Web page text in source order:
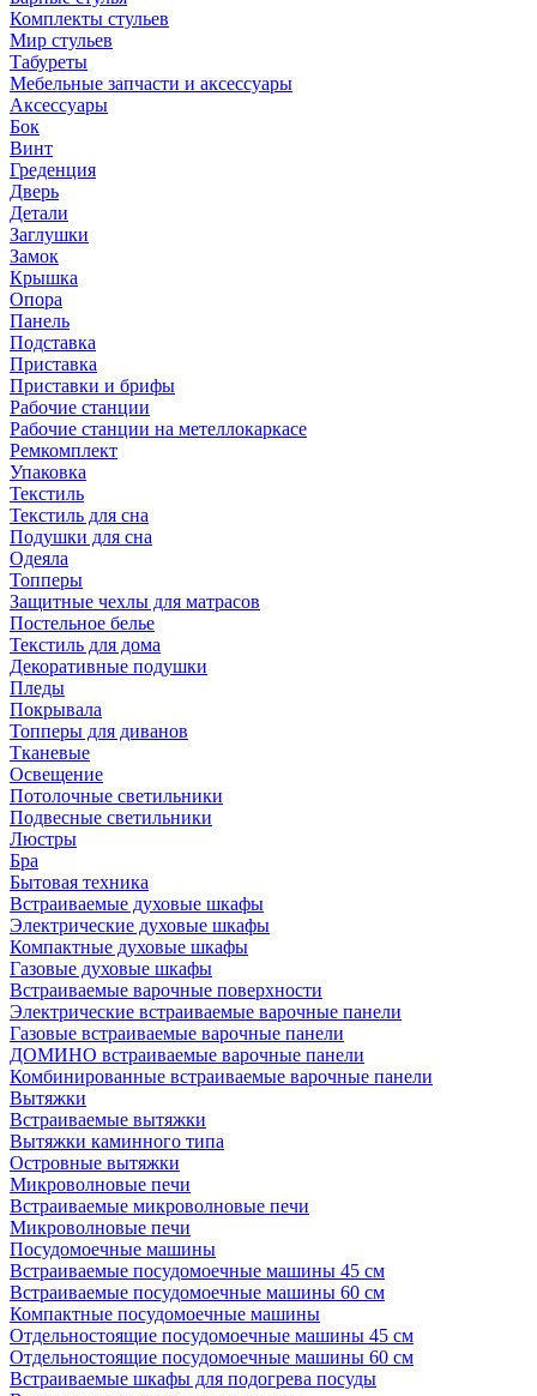
Комплекты стульев
Мир стульев
Табуреты
Мебельные запчасти и аксессуары
Аксессуары
Бок
Винт
Греденция
Дверь
Детали
Заглушки
Замок
Крышка
Опора
Панель
Подставка
Приставка
Приставки и брифы
Рабочие станции
Рабочие станции на метеллокаркасе
Ремкомплект
Упаковка
Текстиль
Текстиль для сна
Подушки для сна
Одеяла
Топперы
Защитные чехлы для матрасов
Постельное белье
Текстиль для дома
Декоративные подушки
Пледы
Покрывала
Топперы для диванов
Тканевые
Освещение
Потолочные светильники
Подвесные светильники
Люстры
Бра
Бытовая техника
Встраиваемые духовые шкафы
Электрические духовые шкафы
Компактные духовые шкафы
Газовые духовые шкафы
Встраиваемые варочные поверхности
Электрические встраиваемые варочные панели
Газовые встраиваемые варочные панели
ДОМИНО встраиваемые варочные панели
Комбинированные встраиваемые варочные панели
Вытяжки
Встраиваемые вытяжки
Вытяжки каминного типа
Островные вытяжки
Микроволновые печи
Встраиваемые микроволновые печи
Микроволновые печи
Посудомоечные машины
Встраиваемые посудомоечные машины 45 см
Встраиваемые посудомоечные машины 60 см
Компактные посудомоечные машины
Отдельностоящие посудомоечные машины 45 см
Отдельностоящие посудомоечные машины 60 см
Встраиваемые шкафы для подогрева посуды